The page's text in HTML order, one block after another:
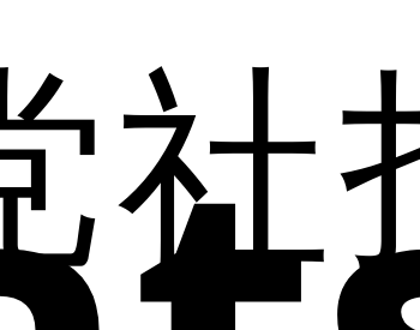
社
集团
新闻
医药工
业
医药商
甾体激
天然植